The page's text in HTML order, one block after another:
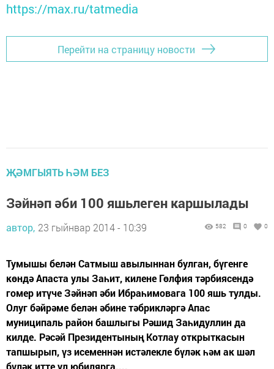
https://max.ru/tatmedia
Перейти на страницу новости
ҖӘМГЫЯТЬ ҺӘМ БЕЗ
Зәйнәп әби 100 яшьлеген каршылады
автор, 23 гыйнвар 2014 - 10:39 582 0 0
Тумышы белән Сатмыш авылыннан булган, бүгенге
көндә Апаста улы Заһит, килене Гөлфия тәрбиясендә
гомер итүче Зәйнәп әби Ибраһимовага 100 яшь тулды.
Олуг бәйрәме белән әбине тәбрикләргә Апас
муниципаль район башлыгы Рәшид Заһидуллин да
килде. Рәсәй Президентының Котлау открыткасын
тапшырып, үз исеменнән истәлекле бүләк һәм ак шәл
бүләк итте ул юбилярга....